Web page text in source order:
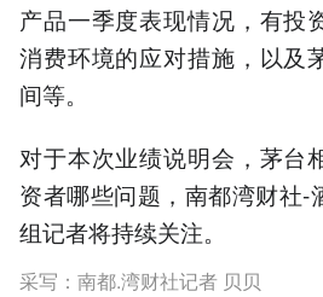
产品一季度表现情况，有投
消费环境的应对措施，以及
间等。
对于本次业绩说明会，茅台
资者哪些问题，南都湾财社-
组记者将持续关注。
采写：南都.湾财社记者 贝贝